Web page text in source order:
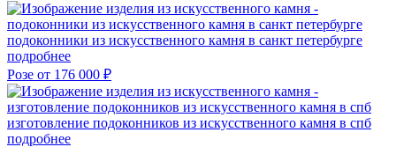
подоконники из искусственного камня в санкт петербурге
подробнее
Розе от 176 000 ₽
изготовление подоконников из искусственного камня в спб
подробнее